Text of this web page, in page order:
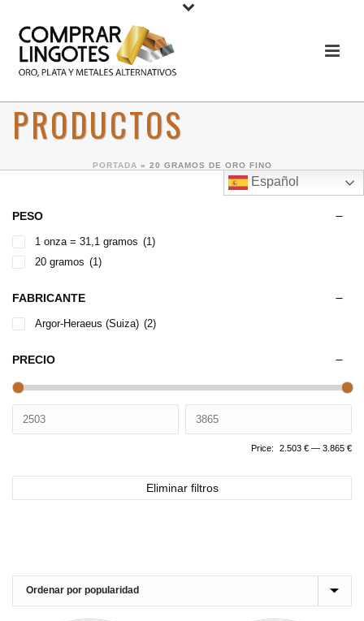
PRODUCTOS
PORTADA » 20 GRAMOS DE ORO FINO
Español
PESO
1 onza = 31,1 gramos (1)
20 gramos (1)
FABRICANTE
Argor-Heraeus (Suiza) (2)
PRECIO
Price: 2.503 € — 3.865 €
Eliminar filtros